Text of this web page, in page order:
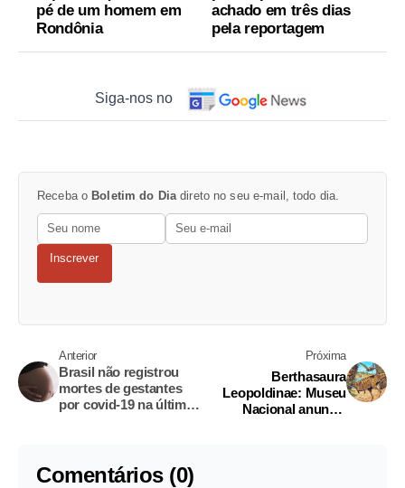
pé de um homem em
Rondônia
achado em três dias
pela reportagem
Siga-nos no
Receba o Boletim do Diadireto no seu e-mail, todo dia.
Inscrever
Anterior
Brasil não registrou
mortes de gestantes
por covid-19 na última
Próxima
Berthasaura
Leopoldinae: Museu
Nacional anuncia
Comentários (0)